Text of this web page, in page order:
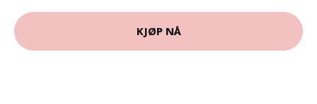
KJØP NÅ